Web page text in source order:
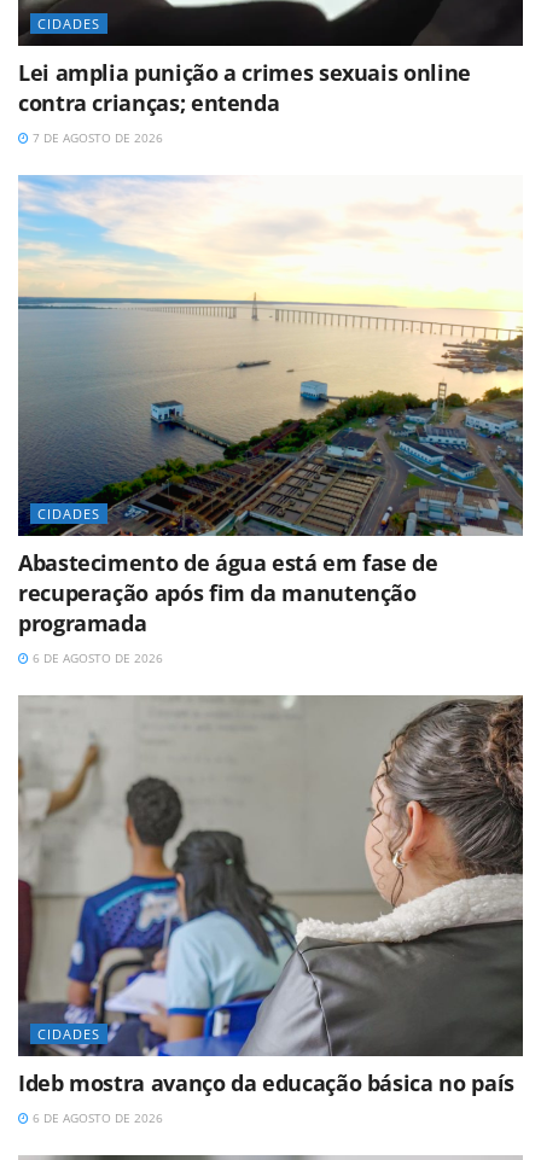
CIDADES
Lei amplia punição a crimes sexuais online
contra crianças; entenda
7 DE AGOSTO DE 2026
CIDADES
Abastecimento de água está em fase de
recuperação após fim da manutenção
programada
6 DE AGOSTO DE 2026
CIDADES
Ideb mostra avanço da educação básica no país
6 DE AGOSTO DE 2026